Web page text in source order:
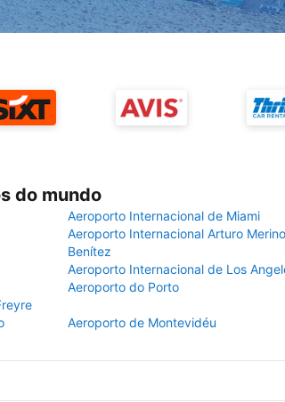
do mundo
Aeroporto Internacional de Miami
Aeroporto Internacional Arturo Merino
Benítez
Aeroporto Internacional de Los
Aeroporto do Porto
Aeroporto de Montevidéu